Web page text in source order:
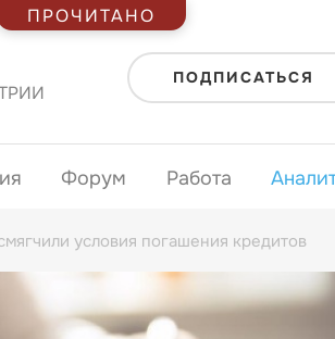
ПОДПИСАТЬСЯ
Форум Работа
условия погашения кредитов
ПРОЧИТАНО